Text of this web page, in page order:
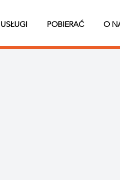
USŁUGI POBIERAĆ O